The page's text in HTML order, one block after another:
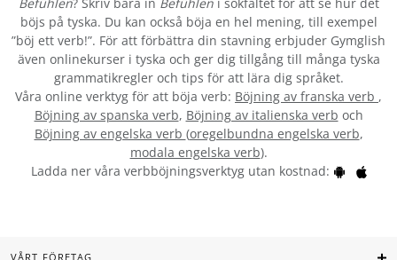
böjs på tyska. Du kan också böja en hel mening, till exempel
”böj ett verb!”. För att förbättra din stavning erbjuder Gymglish
även onlinekurser i tyska och ger dig tillgång till många tyska
grammatikregler och tips för att lära dig språket.
Våra online verktyg för att böja verb: Böjning av franska verb ,
Böjning av spanska verb, Böjning av italienska verb och
Böjning av engelska verb (oregelbundna engelska verb,
modala engelska verb).
Ladda ner våra verbböjningsverktyg utan kostnad:
VÅRT FÖRETAG